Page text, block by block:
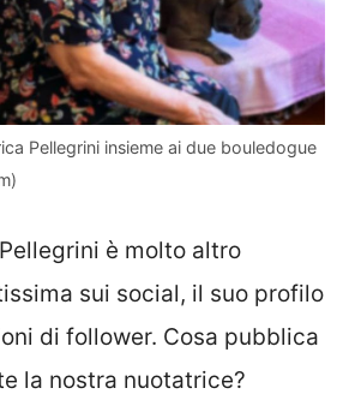
Pellegrini insieme ai due bouledogue
è molto altro
sui social, il suo profilo
di follower. Cosa pubblica
la nostra nuotatrice?